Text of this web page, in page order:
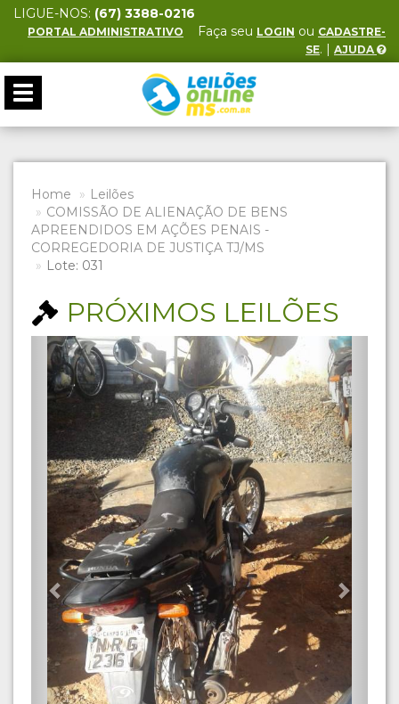
LIGUE-NOS: (67) 3388-0216
PORTAL ADMINISTRATIVO Faça seu LOGIN ou CADASTRE-
SE. | AJUDA
Toggle
navigation
Home
Leilões
COMISSÃO DE ALIENAÇÃO DE BENS
APREENDIDOS EM AÇÕES PENAIS -
CORREGEDORIA DE JUSTIÇA TJ/MS
Lote: 031
PRÓXIMOS LEILÕES
Previous Next